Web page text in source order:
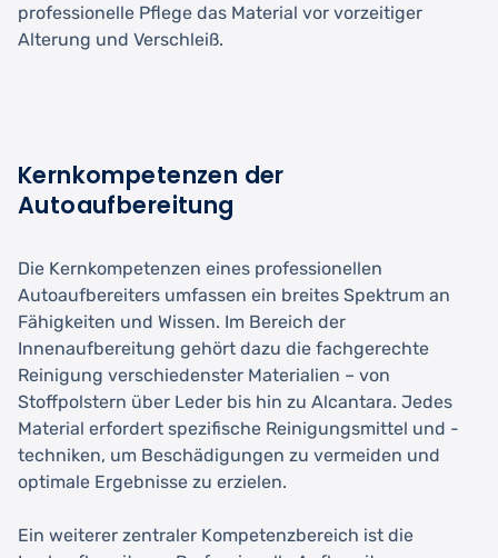
professionelle Pflege das Material vor vorzeitiger
Alterung und Verschleiß.
Kernkompetenzen der
Autoaufbereitung
Die Kernkompetenzen eines professionellen
Autoaufbereiters umfassen ein breites Spektrum an
Fähigkeiten und Wissen. Im Bereich der
Innenaufbereitung gehört dazu die fachgerechte
Reinigung verschiedenster Materialien – von
Stoffpolstern über Leder bis hin zu Alcantara. Jedes
Material erfordert spezifische Reinigungsmittel und -
techniken, um Beschädigungen zu vermeiden und
optimale Ergebnisse zu erzielen.
Ein weiterer zentraler Kompetenzbereich ist die